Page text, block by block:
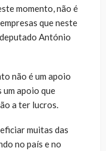
momento, não é
que neste
António
não é um apoio
um apoio que
a ter lucros.
muitas das
no país e no